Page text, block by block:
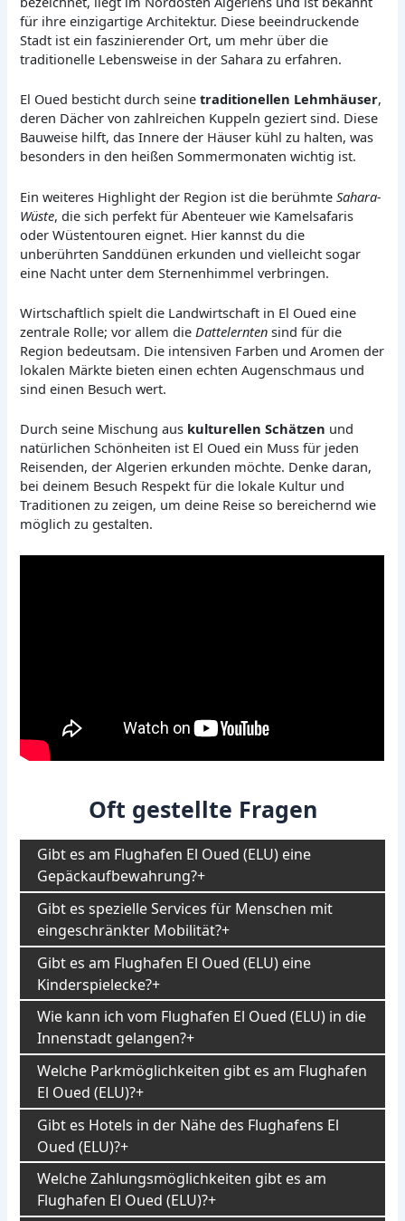
für ihre einzigartige Architektur. Diese beeindruckende
Stadt ist ein faszinierender Ort, um mehr über die
traditionelle Lebensweise in der Sahara zu erfahren.
El Oued besticht durch seinetraditionellen Lehmhäuser,
deren Dächer von zahlreichen Kuppeln geziert sind. Diese
Bauweise hilft, das Innere der Häuser kühl zu halten, was
besonders in den heißen Sommermonaten wichtig ist.
Ein weiteres Highlight der Region ist die berühmteSahara-
Wüste, die sich perfekt für Abenteuer wie Kamelsafaris
oder Wüstentouren eignet. Hier kannst du die
unberührten Sanddünen erkunden und vielleicht sogar
eine Nacht unter dem Sternenhimmel verbringen.
Wirtschaftlich spielt die Landwirtschaft in El Oued eine
zentrale Rolle; vor allem dieDattelernten sind für die
Region bedeutsam. Die intensiven Farben und Aromen der
lokalen Märkte bieten einen echten Augenschmaus und
sind einen Besuch wert.
Durch seine Mischung aus kulturellen Schätzen und
natürlichen Schönheiten ist El Oued ein Muss für jeden
Reisenden, der Algerien erkunden möchte. Denke daran,
bei deinem Besuch Respekt für die lokale Kultur und
Traditionen zu zeigen, um deine Reise so bereichernd wie
möglich zu gestalten.
Oft gestellte Fragen
Gibt es am Flughafen El Oued (ELU) eine
Gepäckaufbewahrung?
Gibt es spezielle Services für Menschen mit
eingeschränkter Mobilität?
Gibt es am Flughafen El Oued (ELU) eine
Kinderspielecke?
Wie kann ich vom Flughafen El Oued (ELU) in die
Innenstadt gelangen?
Welche Parkmöglichkeiten gibt es am Flughafen
El Oued (ELU)?
Gibt es Hotels in der Nähe des Flughafens El
Oued (ELU)?
Welche Zahlungsmöglichkeiten gibt es am
Flughafen El Oued (ELU)?